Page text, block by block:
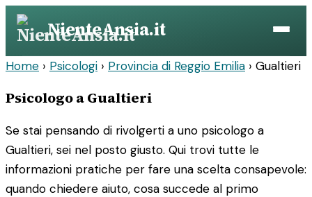
Vai
contenuto
NienteAnsia.it
Home › Psicologi › Provincia di Reggio Emilia › Gualtieri
Psicologo a Gualtieri
Se stai pensando di rivolgerti a uno psicologo a
Gualtieri, sei nel posto giusto. Qui trovi tutte le
informazioni pratiche per fare una scelta consapevole:
quando chiedere aiuto, cosa succede al primo